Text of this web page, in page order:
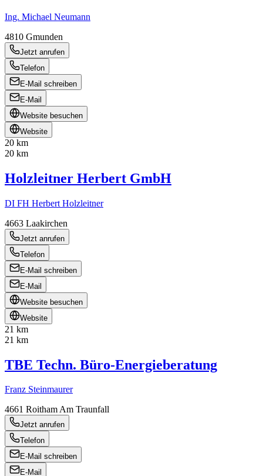
Ing. Michael Neumann
4810 Gmunden
Jetzt anrufen
Telefon
E-Mail schreiben
E-Mail
Website besuchen
Website
20 km
20 km
Holzleitner Herbert GmbH
DI FH Herbert Holzleitner
4663 Laakirchen
Jetzt anrufen
Telefon
E-Mail schreiben
E-Mail
Website besuchen
Website
21 km
21 km
TBE Techn. Büro-Energieberatung
Franz Steinmaurer
4661 Roitham Am Traunfall
Jetzt anrufen
Telefon
E-Mail schreiben
E-Mail